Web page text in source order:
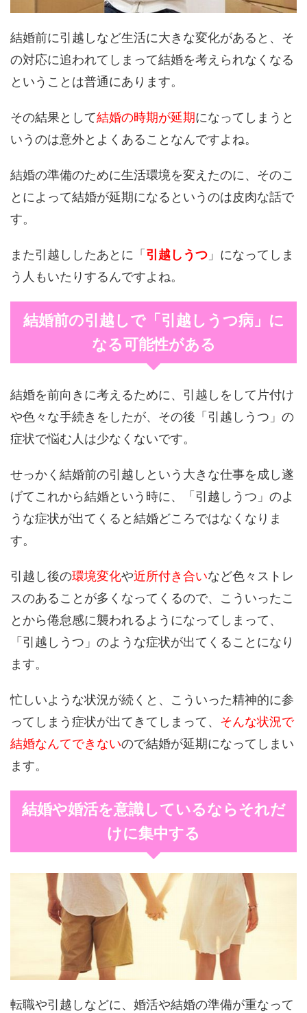
結婚前に引越しなど生活に大きな変化があると、そ
の対応に追われてしまって結婚を考えられなくなる
ということは普通にあります。
その結果として結婚の時期が延期になってしまうと
いうのは意外とよくあることなんですよね。
結婚の準備のために生活環境を変えたのに、そのこ
とによって結婚が延期になるというのは皮肉な話で
す。
また引越ししたあとに「引越しうつ 」になってしま
う人もいたりするんですよね。
結婚前の引越しで「引越しうつ病」に
なる可能性がある
結婚を前向きに考えるために、引越しをして片付け
や色々な手続きをしたが、その後「引越しうつ」の
症状で悩む人は少なくないです。
せっかく結婚前の引越しという大きな仕事を成し遂
げてこれから結婚という時に、「引越しうつ」のよ
うな症状が出てくると結婚どころではなくなりま
す。
引越し後の環境変化や近所付き合いなど色々ストレ
スのあることが多くなってくるので、こういったこ
とから倦怠感に襲われるようになってしまって、
「引越しうつ」のような症状が出てくることになり
ます。
忙しいような状況が続くと、こういった精神的に参
ってしまう症状が出てきてしまって、 そんな状況で
結婚なんてできないので結婚が延期になってしまい
ます。
結婚や婚活を意識しているならそれだ
けに集中する
転職や引越しなどに、婚活や結婚の準備が重なって